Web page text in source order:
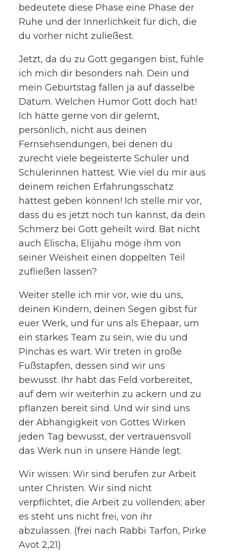
bedeutete diese Phase eine Phase der
Ruhe und der Innerlichkeit für dich, die
du vorher nicht zuließest.
Jetzt, da du zu Gott gegangen bist, fühle
ich mich dir besonders nah. Dein und
mein Geburtstag fallen ja auf dasselbe
Datum. Welchen Humor Gott doch hat!
Ich hätte gerne von dir gelernt,
persönlich, nicht aus deinen
Fernsehsendungen, bei denen du
zurecht viele begeisterte Schüler und
Schülerinnen hattest. Wie viel du mir aus
deinem reichen Erfahrungsschatz
hättest geben können! Ich stelle mir vor,
dass du es jetzt noch tun kannst, da dein
Schmerz bei Gott geheilt wird. Bat nicht
auch Elischa, Elijahu möge ihm von
seiner Weisheit einen doppelten Teil
zufließen lassen?
Weiter stelle ich mir vor, wie du uns,
deinen Kindern, deinen Segen gibst für
euer Werk, und für uns als Ehepaar, um
ein starkes Team zu sein, wie du und
Pinchas es wart. Wir treten in große
Fußstapfen, dessen sind wir uns
bewusst. Ihr habt das Feld vorbereitet,
auf dem wir weiterhin zu ackern und zu
pflanzen bereit sind. Und wir sind uns
der Abhängigkeit von Gottes Wirken
jeden Tag bewusst, der vertrauensvoll
das Werk nun in unsere Hände legt.
Wir wissen: Wir sind berufen zur Arbeit
unter Christen. Wir sind nicht
verpflichtet, die Arbeit zu vollenden; aber
es steht uns nicht frei, von ihr
abzulassen. (frei nach Rabbi Tarfon, Pirke
Avot 2,21)